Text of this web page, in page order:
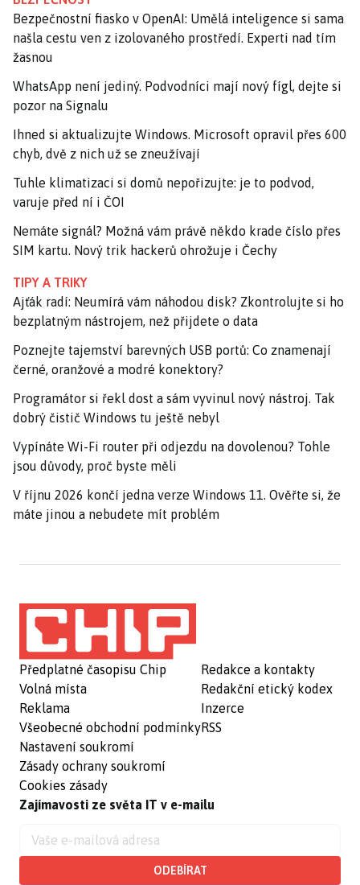
Bezpečnostní fiasko v OpenAI: Umělá inteligence si sama
našla cestu ven z izolovaného prostředí. Experti nad tím
žasnou
WhatsApp není jediný. Podvodníci mají nový fígl, dejte si
pozor na Signalu
Ihned si aktualizujte Windows. Microsoft opravil přes 600
chyb, dvě z nich už se zneužívají
Tuhle klimatizaci si domů nepořizujte: je to podvod,
varuje před ní i ČOI
Nemáte signál? Možná vám právě někdo krade číslo přes
SIM kartu. Nový trik hackerů ohrožuje i Čechy
TIPY A TRIKY
Ajťák radí: Neumírá vám náhodou disk? Zkontrolujte si ho
bezplatným nástrojem, než přijdete o data
Poznejte tajemství barevných USB portů: Co znamenají
černé, oranžové a modré konektory?
Programátor si řekl dost a sám vyvinul nový nástroj. Tak
dobrý čistič Windows tu ještě nebyl
Vypínáte Wi-Fi router při odjezdu na dovolenou? Tohle
jsou důvody, proč byste měli
V říjnu 2026 končí jedna verze Windows 11. Ověřte si, že
máte jinou a nebudete mít problém
Předplatné časopisu Chip
Volná místa
Reklama
Všeobecné obchodní podmínky
Nastavení soukromí
Zásady ochrany soukromí
Cookies zásady
Redakce a kontakty
Redakční etický kodex
Inzerce
RSS
Zajímavosti ze světa IT v e-mailu
ODEBÍRAT